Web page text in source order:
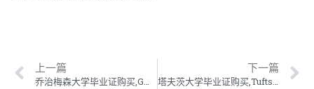
上一篇
乔治梅森大学毕业证购买,GMU学位证制作,乔治梅森大学毕业证成绩单订做
下一篇
塔夫茨大学毕业证购买,Tufts学位证制作,塔夫茨大学毕业证成绩单订做